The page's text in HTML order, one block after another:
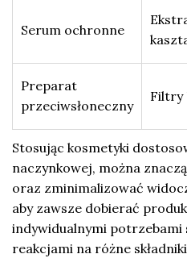
Serum ochronne
Preparat
przeciwsłoneczny
Filtry
Stosując kosmetyki
naczynkowej, można
oraz zminimalizować
aby zawsze dobierać
indywidualnymi
reakcjami na różne